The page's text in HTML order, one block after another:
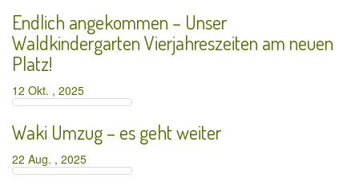
Endlich angekommen – Unser
Waldkindergarten Vierjahreszeiten am neuen
Platz!
12 Okt. , 2025
Waki Umzug – es geht weiter
22 Aug. , 2025